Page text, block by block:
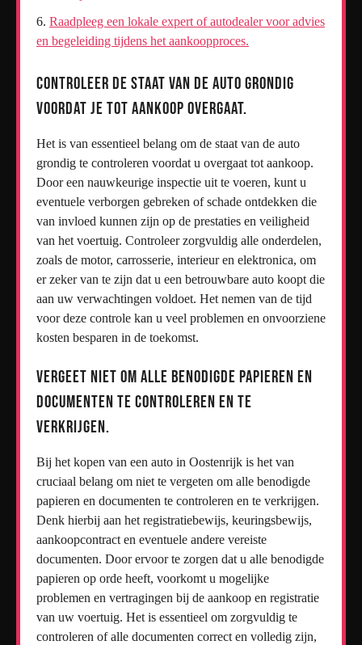
Raadpleeg een lokale expert of autodealer voor advies
en begeleiding tijdens het aankoopproces.
Controleer de staat van de auto grondig
voordat je tot aankoop overgaat.
Het is van essentieel belang om de staat van de auto
grondig te controleren voordat u overgaat tot aankoop.
Door een nauwkeurige inspectie uit te voeren, kunt u
eventuele verborgen gebreken of schade ontdekken die
van invloed kunnen zijn op de prestaties en veiligheid
van het voertuig. Controleer zorgvuldig alle onderdelen,
zoals de motor, carrosserie, interieur en elektronica, om
er zeker van te zijn dat u een betrouwbare auto koopt die
aan uw verwachtingen voldoet. Het nemen van de tijd
voor deze controle kan u veel problemen en onvoorziene
kosten besparen in de toekomst.
Vergeet niet om alle benodigde papieren en
documenten te controleren en te
verkrijgen.
Bij het kopen van een auto in Oostenrijk is het van
cruciaal belang om niet te vergeten om alle benodigde
papieren en documenten te controleren en te verkrijgen.
Denk hierbij aan het registratiebewijs, keuringsbewijs,
aankoopcontract en eventuele andere vereiste
documenten. Door ervoor te zorgen dat u alle benodigde
papieren op orde heeft, voorkomt u mogelijke
problemen en vertragingen bij de aankoop en registratie
van uw voertuig. Het is essentieel om zorgvuldig te
controleren of alle documenten correct en volledig zijn,